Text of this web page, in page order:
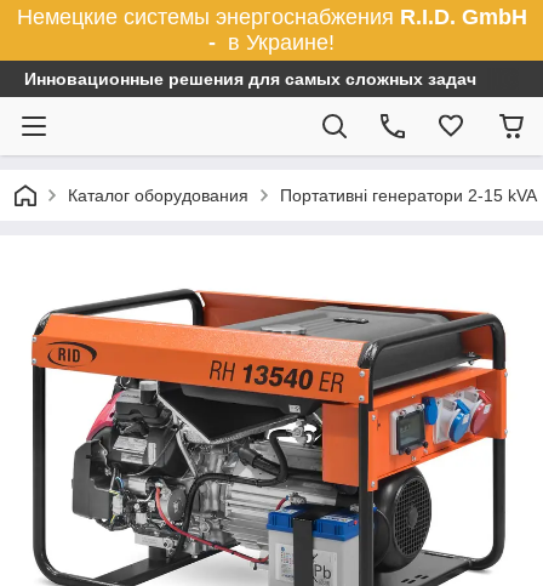
Немецкие системы энергоснабжения R.I.D. GmbH
- в Украине!
Инновационные решения для самых сложных задач
Каталог оборудования Портативні генератори 2-15 kVA